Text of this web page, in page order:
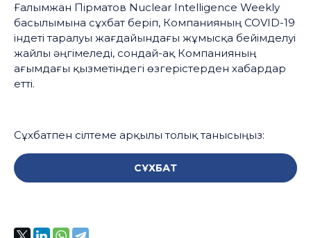
Ғалымжан Пірматов Nuclear Intelligence Weekly
басылымына сұхбат беріп, Компанияның COVID-19
індеті таралуы жағдайындағы жұмысқа бейімделуі
жайлы әңгімеледі, сондай-ақ Компанияның
ағымдағы қызметіндегі өзгерістерден хабардар
етті.
Сұхбатпен сілтеме арқылы толық танысыңыз:
СҰХБАТ